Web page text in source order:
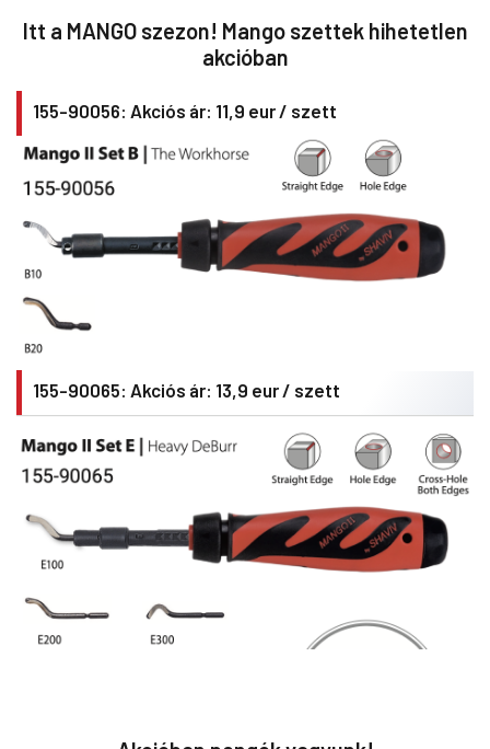
Itt a MANGO szezon! Mango szettek hihetetlen
akcióban
155-90056: Akciós ár: 11,9 eur / szett
155-90065: Akciós ár: 13,9 eur / szett